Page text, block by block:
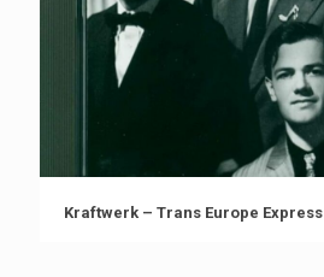
Kraftwerk – Trans Europe Express